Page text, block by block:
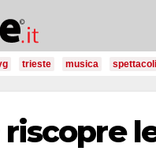
trieste musica spettacoli